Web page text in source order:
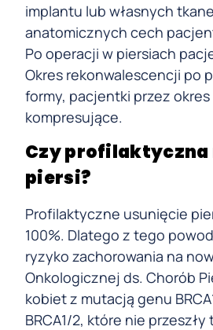
implantu lub własnych
anatomicznych cech
Po operacji w piersiach
Okres rekonwalescencji po
formy, pacjentki przez
kompresujące.
Czy profilaktyczna
piersi?
Profilaktyczne usunięcie
100%. Dlatego z tego
ryzyko zachorowania na
Onkologicznej ds. Chorób
kobiet z mutacją genu
BRCA1/2, które nie